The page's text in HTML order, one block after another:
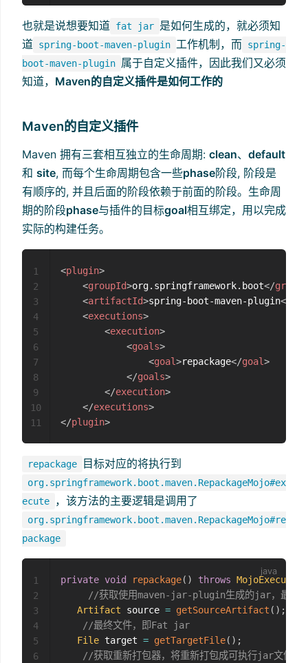
也就是说想要知道 fat jar 是如何生成的，就必须知
道 spring-boot-maven-plugin 工作机制，而 spring-
boot-maven-plugin 属于自定义插件，因此我们又必须
知道， Maven的自定义插件是如何工作的
Maven的自定义插件
Maven 拥有三套相互独立的生命周期: clean、 default
和 site, 而每个生命周期包含一些phase阶段, 阶段是
有顺序的, 并且后面的阶段依赖于前面的阶段。生命周
期的阶段phase与插件的目标goal相互绑定，用以完成
实际的构建任务。
<plugin>
<groupId>org.springframework.boot</
<artifactId>spring-boot-maven-plugin</
<executions>
<execution>
<goals>
<goal>repackage</goal>
</goals>
</execution>
</executions>
</plugin>
1
2
3
4
5
6
7
8
9
10
11
repackage 目标对应的将执行到
org.springframework.boot.maven.RepackageMojo#ex
ecute
，该方法的主要逻辑是调用了
org.springframework.boot.maven.RepackageMojo#re
package
private void repackage( ) throws
//获取使用maven-jar-plugin生成的jar，最终
Artifact source = getSourceArtifact ( ) ;
//最终文件，即Fat jar
File target = getTargetFile( ) ;
//获取重新打包器，将重新打包成可执行jar文件
1
2
3
4
5
6